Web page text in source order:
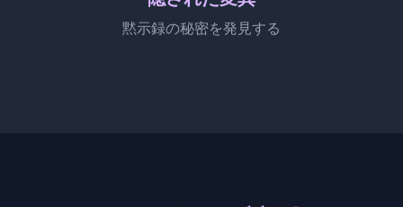
黙示録の秘密を発見する